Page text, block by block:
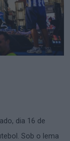
dia 16 de
Sob o lema